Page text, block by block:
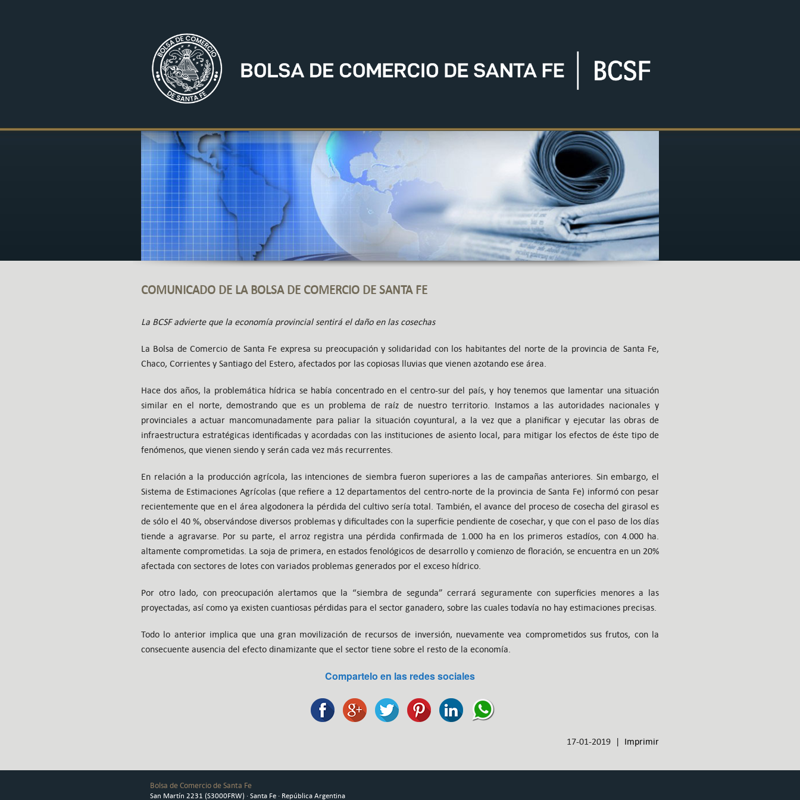
COMUNICADO DE LA BOLSA DE COMERCIO DE SANTA FE
La BCSF advierte que la economía provincial sentirá el daño en las cosechas
La Bolsa de Comercio de Santa Fe expresa su preocupación y solidaridad con los habitantes del norte de la provincia de Santa Fe,
Chaco, Corrientes y Santiago del Estero, afectados por las copiosas lluvias que vienen azotando ese área.
Hace dos años, la problemática hídrica se había concentrado en el centro-sur del país, y hoy tenemos que lamentar una situación
similar en el norte, demostrando que es un problema de raíz de nuestro territorio. Instamos a las autoridades nacionales y
provinciales a actuar mancomunadamente para paliar la situación coyuntural, a la vez que a planificar y ejecutar las obras de
infraestructura estratégicas identificadas y acordadas con las instituciones de asiento local, para mitigar los efectos de éste tipo de
fenómenos, que vienen siendo y serán cada vez más recurrentes.
En relación a la producción agrícola, las intenciones de siembra fueron superiores a las de campañas anteriores. Sin embargo, el
Sistema de Estimaciones Agrícolas (que refiere a 12 departamentos del centro-norte de la provincia de Santa Fe) informó con pesar
recientemente que en el área algodonera la pérdida del cultivo sería total. También, el avance del proceso de cosecha del girasol es
de sólo el 40 %, observándose diversos problemas y dificultades con la superficie pendiente de cosechar, y que con el paso de los días
tiende a agravarse. Por su parte, el arroz registra una pérdida confirmada de 1.000 ha en los primeros estadíos, con 4.000 ha.
altamente comprometidas. La soja de primera, en estados fenológicos de desarrollo y comienzo de floración, se encuentra en un 20%
afectada con sectores de lotes con variados problemas generados por el exceso hídrico.
Por otro lado, con preocupación alertamos que la “siembra de segunda” cerrará seguramente con superficies menores a las
proyectadas, así como ya existen cuantiosas pérdidas para el sector ganadero, sobre las cuales todavía no hay estimaciones precisas.
Todo lo anterior implica que una gran movilización de recursos de inversión, nuevamente vea comprometidos sus frutos, con la
consecuente ausencia del efecto dinamizante que el sector tiene sobre el resto de la economía.
Compartelo en las redes sociales
17-01-2019 | Imprimir
Bolsa de Comercio de Santa Fe
San Martín 2231 (S3000FRW) · Santa Fe · República Argentina